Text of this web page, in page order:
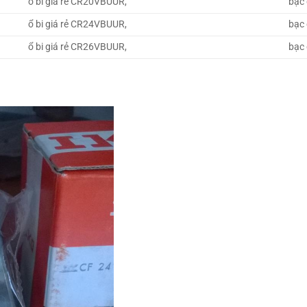
ổ bi giá rẻ CR24VBUUR,
bạc
ổ bi giá rẻ CR26VBUUR,
bạc